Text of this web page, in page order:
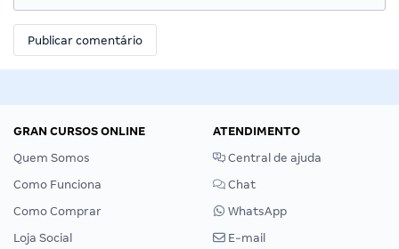
GRAN CURSOS ONLINE
Quem Somos
Como Funciona
Como Comprar
Loja Social
ATENDIMENTO
Central de ajuda
Chat
WhatsApp
E-mail